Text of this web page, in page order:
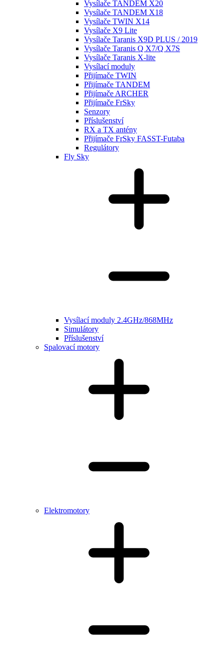
Vysílače TANDEM X20
Vysílače TANDEM X18
Vysílače TWIN X14
Vysílače X9 Lite
Vysílače Taranis X9D PLUS / 2019
Vysílače Taranis Q X7/Q X7S
Vysílače Taranis X-lite
Vysílací moduly
Přijímače TWIN
Přijímače TANDEM
Přijímače ARCHER
Přijímače FrSky
Senzory
Příslušenství
RX a TX antény
Přijímače FrSky FASST-Futaba
Regulátory
Fly Sky
Vysílací moduly 2.4GHz/868MHz
Simulátory
Příslušenství
Spalovací motory
Elektromotory